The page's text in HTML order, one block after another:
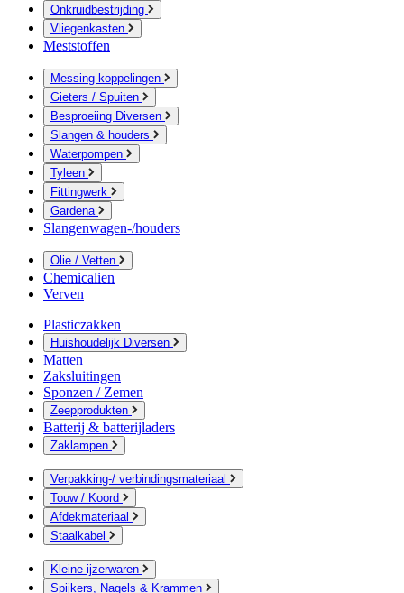
Onkruidbestrijding
Vliegenkasten
Meststoffen
Messing koppelingen
Gieters / Spuiten
Besproeiing Diversen
Slangen & houders
Waterpompen
Tyleen
Fittingwerk
Gardena
Slangenwagen-/houders
Olie / Vetten
Chemicalien
Verven
Plasticzakken
Huishoudelijk Diversen
Matten
Zaksluitingen
Sponzen / Zemen
Zeepprodukten
Batterij & batterijladers
Zaklampen
Verpakking-/ verbindingsmateriaal
Touw / Koord
Afdekmateriaal
Staalkabel
Kleine ijzerwaren
Spijkers, Nagels & Krammen